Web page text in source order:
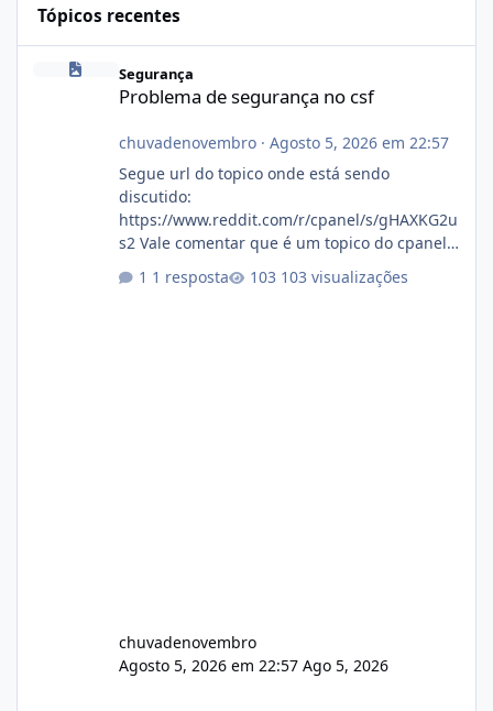
Tópicos recentes
Problema de segurança no csf
Segurança
Problema de segurança no csf
chuvadenovembro· Agosto 5, 2026 em 22:57
Segue url do topico onde está sendo
discutido:
https://www.reddit.com/r/cpanel/s/gHAXKG2u
s2 Vale comentar que é um topico do cpanel...
Não sei como ta a pegada no da.
1 resposta 103 visualizações
chuvadenovembro
Agosto 5, 2026 em 22:57 Ago 5, 2026